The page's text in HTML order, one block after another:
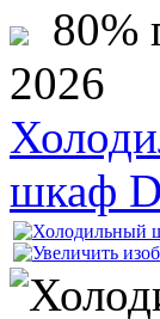
80%
2026
шкаф